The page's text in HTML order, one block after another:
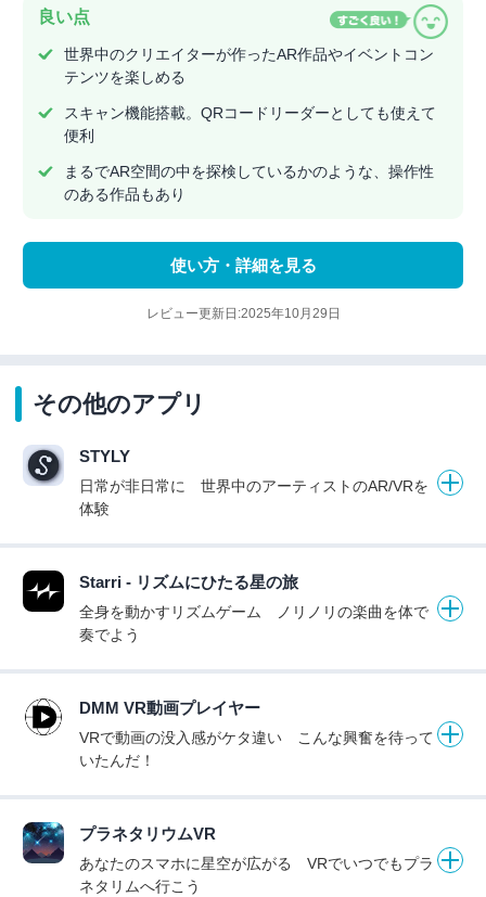
良い点
世界中のクリエイターが作ったAR作品やイベントコン
テンツを楽しめる
スキャン機能搭載。QRコードリーダーとしても使えて
便利
まるでAR空間の中を探検しているかのような、操作性
のある作品もあり
使い方・詳細を見る
レビュー更新日:2025年10月29日
その他のアプリ
STYLY
日常が非日常に 世界中のアーティストのAR/VRを
体験
Starri - リズムにひたる星の旅
全身を動かすリズムゲーム ノリノリの楽曲を体で
奏でよう
DMM VR動画プレイヤー
VRで動画の没入感がケタ違い こんな興奮を待って
いたんだ！
プラネタリウムVR
あなたのスマホに星空が広がる VRでいつでもプラ
ネタリムへ行こう